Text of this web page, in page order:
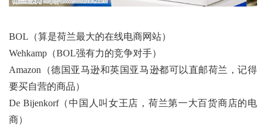
BOL（算是荷兰最大的在线电商网站）
Wehkamp（BOL强有力的竞争对手）
Amazon（德国亚马逊和英国亚马逊都可以直邮荷兰，记得
要买自营的商品）
De Bijenkorf（中国人叫女王店，荷兰第一大百货商店的电
商）